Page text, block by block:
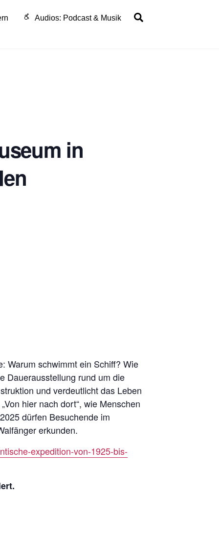
Audios: Podcast & Musik
in
Warum schwimmt ein Schiff? Wie
Dauerausstellung rund um die
und verdeutlicht das Leben
hier nach dort“, wie Menschen
dürfen Besuchende im
erkunden.
expedition-von-1925-bis-